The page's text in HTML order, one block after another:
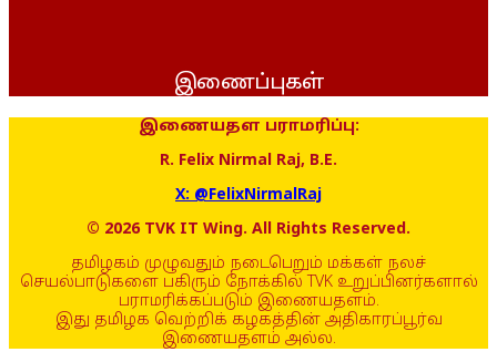
இணைப்புகள்
இணையதள பராமரிப்பு:
R. Felix Nirmal Raj, B.E.
X: @FelixNirmalRaj
© 2026 TVK IT Wing. All Rights Reserved.
தமிழகம் முழுவதும் நடைபெறும் மக்கள் நலச்
செயல்பாடுகளை பகிரும் நோக்கில் TVK உறுப்பினர்களால்
பராமரிக்கப்படும் இணையதளம்.
இது தமிழக வெற்றிக் கழகத்தின் அதிகாரப்பூர்வ
இணையதளம் அல்ல.